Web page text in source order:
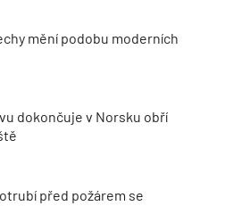
mění podobu moderních
dokončuje v Norsku obří
před požárem se